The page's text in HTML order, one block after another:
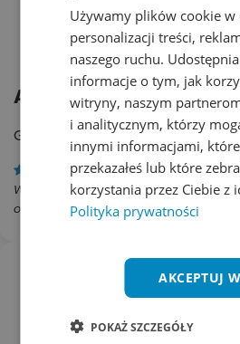
Ania
Getinge IC Production Poland
Wpadam tylko z małym feedbackiem.
otrzymaliśmy wczoraj z okazji Dnia
Używamy plików cookie w
personalizacji treści,
naszego ruchu.
informacje o tym, jak
witryny, naszym
i analitycznym, którzy
innymi informacjami,
przekazałeś lub które
korzystania przez Ciebie z
Polityka prywatności
AKCEPTUJ
POKAŻ SZCZEGÓŁY